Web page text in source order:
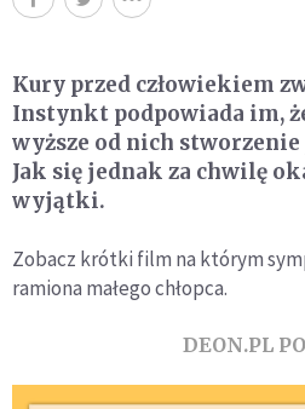
Kury przed człowiekiem
Instynkt podpowiada im,
wyższe od nich
Jak się jednak za chwilę
wyjątki.
Zobacz krótki film na którym
ramiona małego chłopca.
DEON.PL